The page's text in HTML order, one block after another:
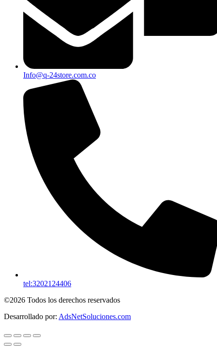
Info@q-24store.com.co
tel:3202124406
©2026 Todos los derechos reservados
Desarrollado por: AdsNetSoluciones.com